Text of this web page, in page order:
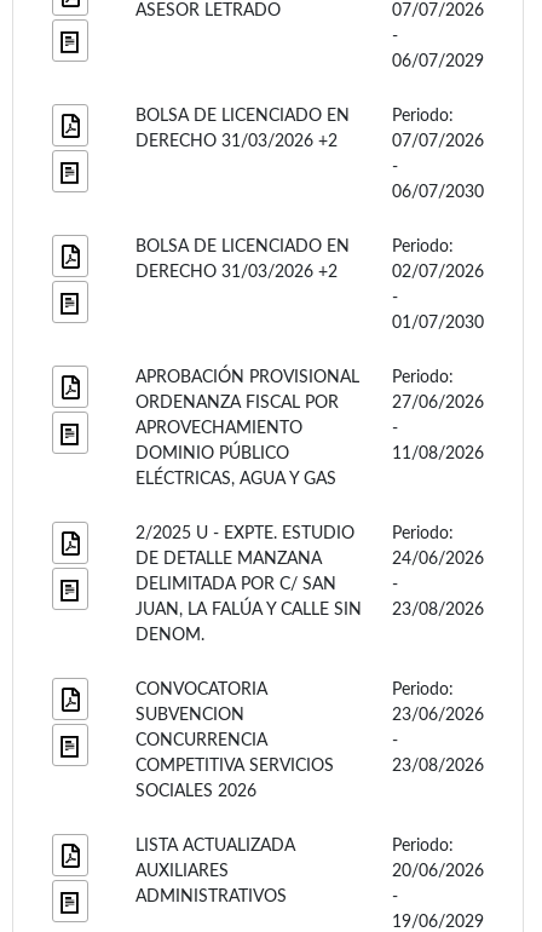
ASESOR LETRADO
07/07/2026
-
06/07/2029
BOLSA DE LICENCIADO EN
DERECHO 31/03/2026 +2
Periodo:
07/07/2026
-
06/07/2030
BOLSA DE LICENCIADO EN
DERECHO 31/03/2026 +2
Periodo:
02/07/2026
-
01/07/2030
APROBACIÓN PROVISIONAL
ORDENANZA FISCAL POR
APROVECHAMIENTO
DOMINIO PÚBLICO
ELÉCTRICAS, AGUA Y GAS
Periodo:
27/06/2026
-
11/08/2026
2/2025 U - EXPTE. ESTUDIO
DE DETALLE MANZANA
DELIMITADA POR C/ SAN
JUAN, LA FALÚA Y CALLE SIN
DENOM.
Periodo:
24/06/2026
-
23/08/2026
CONVOCATORIA
SUBVENCION
CONCURRENCIA
COMPETITIVA SERVICIOS
SOCIALES 2026
Periodo:
23/06/2026
-
23/08/2026
LISTA ACTUALIZADA
AUXILIARES
ADMINISTRATIVOS
Periodo:
20/06/2026
-
19/06/2029